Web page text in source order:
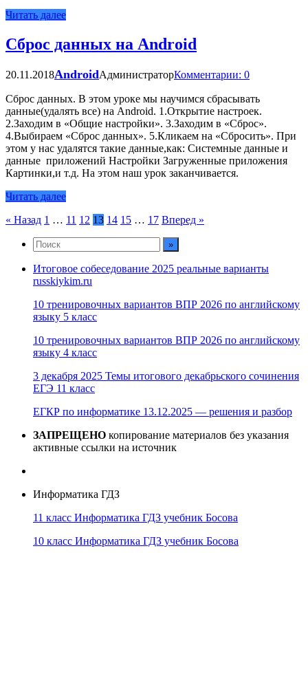
Читать далее
Сброс данных на Android
20.11.2018AndroidАдминистраторКомментарии: 0
Сброс данных. В этом уроке мы научимся сбрасывать
данные(удалять все) на Android. 1.Открытие настроек.
2.Заходим в «Общие настройки». 3.Заходим в «Сброс».
4.Выбираем «Сброс данных». 5.Кликаем на «Сбросить». При
этом у нас удалятся такие данные,как: Системные данные и
данные приложений Настройки Загруженные приложения
Картинки,и т.д. На этом наш урок заканчивается.
Читать далее
Пагинация
записей
« Назад 1 … 11 12 13 14 15 … 17 Вперед »
Итоговое собеседование 2025 реальные варианты
russkiykim.ru
10 тренировочных вариантов ВПР 2026 по английскому
языку 5 класс
10 тренировочных вариантов ВПР 2026 по английскому
языку 4 класс
3 декабря 2025 Темы итогового декабрьского сочинения
ЕГЭ 11 класс
ЕГКР по информатике 13.12.2025 — решения и разбор
ЗАПРЕЩЕНО копирование материалов без указания
активные ссылки на источник
Информатика ГДЗ
11 класс Информатика ГДЗ учебник Босова
10 класс Информатика ГДЗ учебник Босова